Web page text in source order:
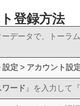
登録方法
データで、トーラ
設定 > アカウント設
ワード 』を入力して『